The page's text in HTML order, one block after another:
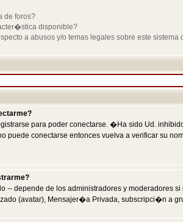
de foros?
disponible?
a abusos y/o temas legales sobre este sistema
para poder conectarse. �Ha sido Ud.
conectarse entonces vuelva a verificar su
-- depende de los administradores y moderadores
(avatar), Mensajer�a Privada, subscripci�n a